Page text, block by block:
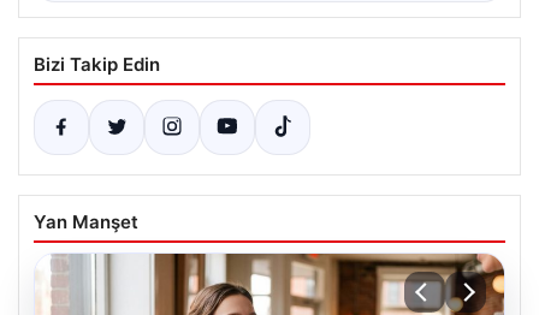
Bizi Takip Edin
Yan Manşet